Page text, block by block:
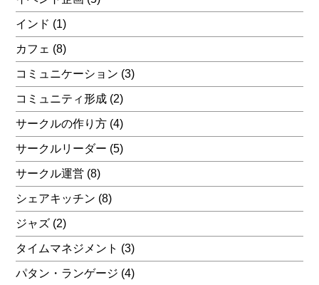
インド (1)
カフェ (8)
コミュニケーション (3)
コミュニティ形成 (2)
サークルの作り方 (4)
サークルリーダー (5)
サークル運営 (8)
シェアキッチン (8)
ジャズ (2)
タイムマネジメント (3)
パタン・ランゲージ (4)